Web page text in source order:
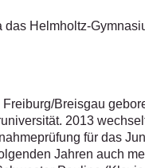
das Helmholtz-
Breisgau
2013
für das
Jahren auch